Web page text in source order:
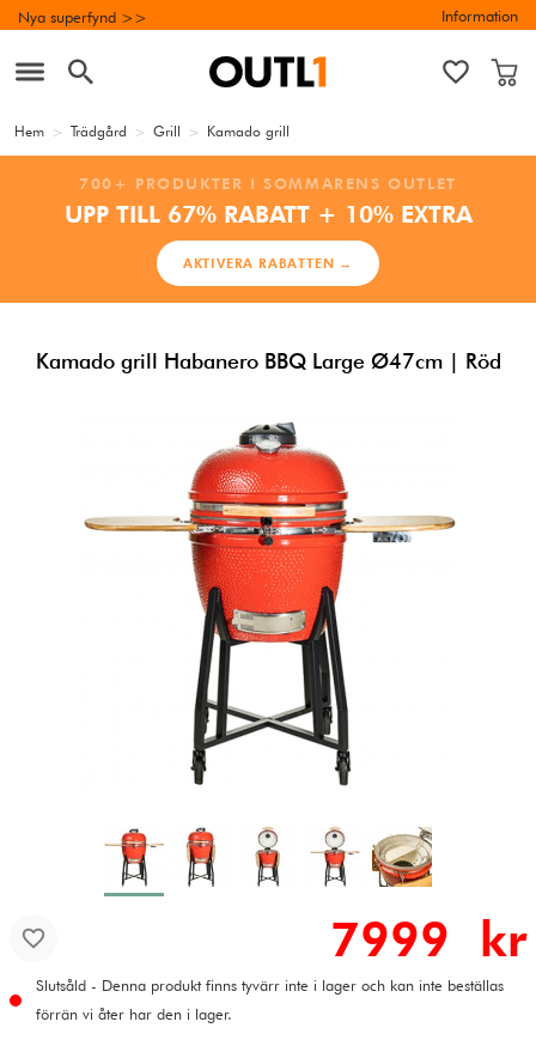
Nya superfynd >> Information
Hem > Trädgård > Grill > Kamado grill
700+ PRODUKTER I SOMMARENS OUTLET
UPP TILL 67% RABATT + 10% EXTRA
AKTIVERA RABATTEN →
Kamado grill Habanero BBQ Large Ø47cm | Röd
7999 kr
Slutsåld - Denna produkt finns tyvärr inte i lager och kan inte beställas
förrän vi åter har den i lager.